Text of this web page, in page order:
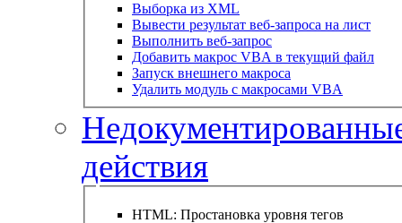
Выборка из XML
Вывести результат веб-запроса на лист
Выполнить веб-запрос
Добавить макрос VBA в текущий файл
Запуск внешнего макроса
Удалить модуль с макросами VBA
действия
HTML: Простановка уровня тегов